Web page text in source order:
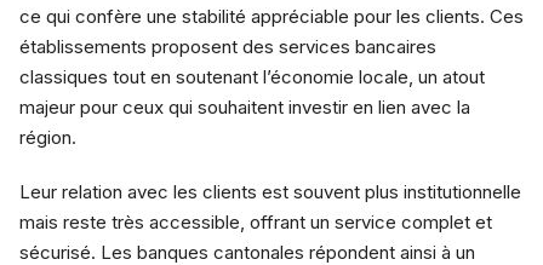
ce qui confère une stabilité appréciable pour les clients. Ces
établissements proposent des services bancaires
classiques tout en soutenant l’économie locale, un atout
majeur pour ceux qui souhaitent investir en lien avec la
région.
Leur relation avec les clients est souvent plus institutionnelle
mais reste très accessible, offrant un service complet et
sécurisé. Les banques cantonales répondent ainsi à un